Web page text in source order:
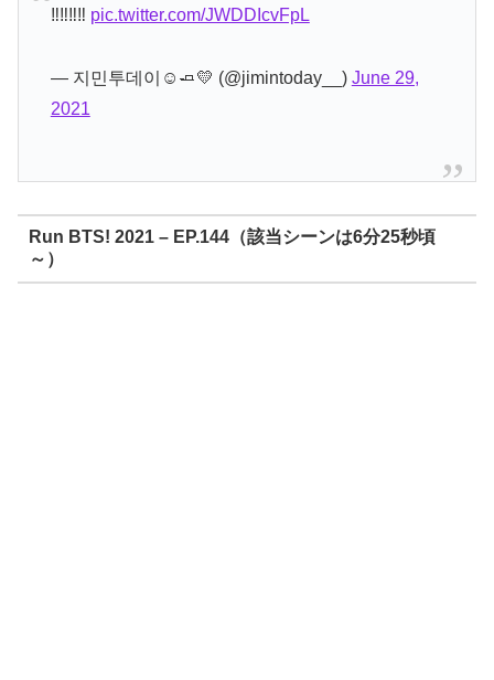
‼️‼️‼️‼️ pic.twitter.com/JWDDIcvFpL
— 지민투데이☺️🧈💛 (@jimintoday__) June 29,
2021
Run BTS! 2021 – EP.144（該当シーンは6分25秒頃
～）